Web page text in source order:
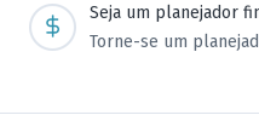
Seja um planejador
Torne-se um